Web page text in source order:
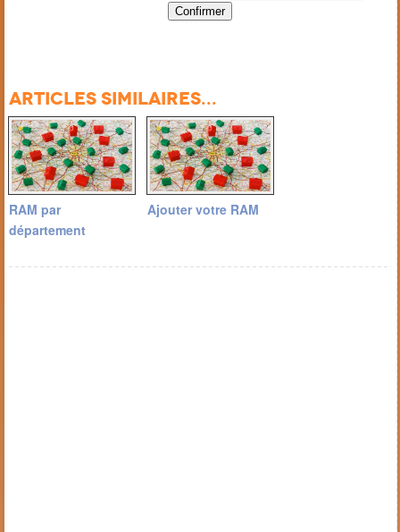
Articles similaires...
RAM par
département
Ajouter votre RAM